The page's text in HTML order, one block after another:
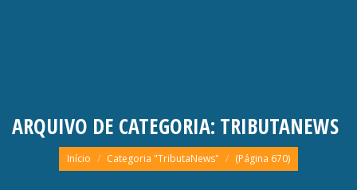
ARQUIVO DE CATEGORIA: TRIBUTANEWS
Você está aqui:
Início Categoria "TributaNews" (Página 670)